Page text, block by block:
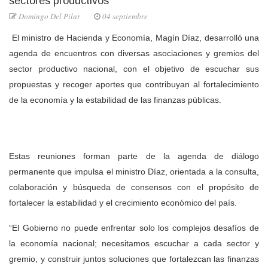
Domingo Del Pilar 04 septiembre
El ministro de Hacienda y Economía, Magín Díaz, desarrolló una
agenda de encuentros con diversas asociaciones y gremios del
sector productivo nacional, con el objetivo de escuchar sus
propuestas y recoger aportes que contribuyan al fortalecimiento
de la economía y la estabilidad de las finanzas públicas.
Estas reuniones forman parte de la agenda de diálogo
permanente que impulsa el ministro Díaz, orientada a la consulta,
colaboración y búsqueda de consensos con el propósito de
fortalecer la estabilidad y el crecimiento económico del país.
“El Gobierno no puede enfrentar solo los complejos desafíos de
la economía nacional; necesitamos escuchar a cada sector y
gremio, y construir juntos soluciones que fortalezcan las finanzas